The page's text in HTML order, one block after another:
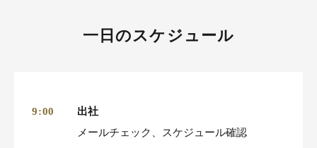
一日のスケジュール
9:00
出社
メールチェック、スケジュール確認